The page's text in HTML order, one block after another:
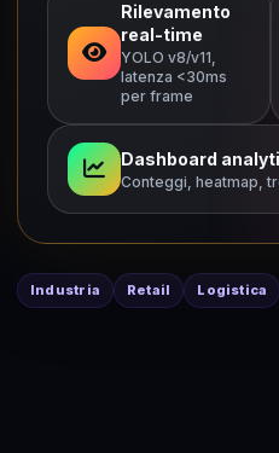
Rilevamento
real-time
YOLO v8/v11,
latenza <30ms
per frame
Dashboard
Conteggi, heatmap,
Industria Retail Logistica